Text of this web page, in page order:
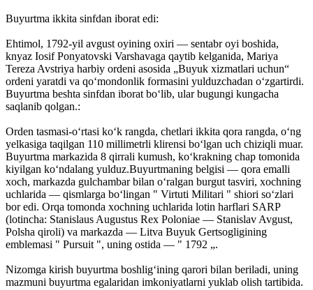
Buyurtma ikkita sinfdan iborat edi:
Ehtimol, 1792-yil avgust oyining oxiri — sentabr oyi boshida,
knyaz Iosif Ponyatovski Varshavaga qaytib kelganida, Mariya
Tereza Avstriya harbiy ordeni asosida „Buyuk xizmatlari uchun“
ordeni yaratdi va qoʻmondonlik formasini yulduzchadan oʻzgartirdi.
Buyurtma beshta sinfdan iborat boʻlib, ular bugungi kungacha
saqlanib qolgan.:
Orden tasmasi-oʻrtasi koʻk rangda, chetlari ikkita qora rangda, oʻng
yelkasiga taqilgan 110 millimetrli klirensi boʻlgan uch chiziqli muar.
Buyurtma markazida 8 qirrali kumush, koʻkrakning chap tomonida
kiyilgan koʻndalang yulduz.Buyurtmaning belgisi — qora emalli
xoch, markazda gulchambar bilan oʻralgan burgut tasviri, xochning
uchlarida — qismlarga boʻlingan " Virtuti Militari " shiori soʻzlari
bor edi. Orqa tomonda xochning uchlarida lotin harflari SARP
(lotincha: Stanislaus Augustus Rex Poloniae — Stanislav Avgust,
Polsha qiroli) va markazda — Litva Buyuk Gertsogligining
emblemasi " Pursuit ", uning ostida — " 1792 „.
Nizomga kirish buyurtma boshligʻining qarori bilan beriladi, uning
mazmuni buyurtma egalaridan imkoniyatlarni yuklab olish tartibida.